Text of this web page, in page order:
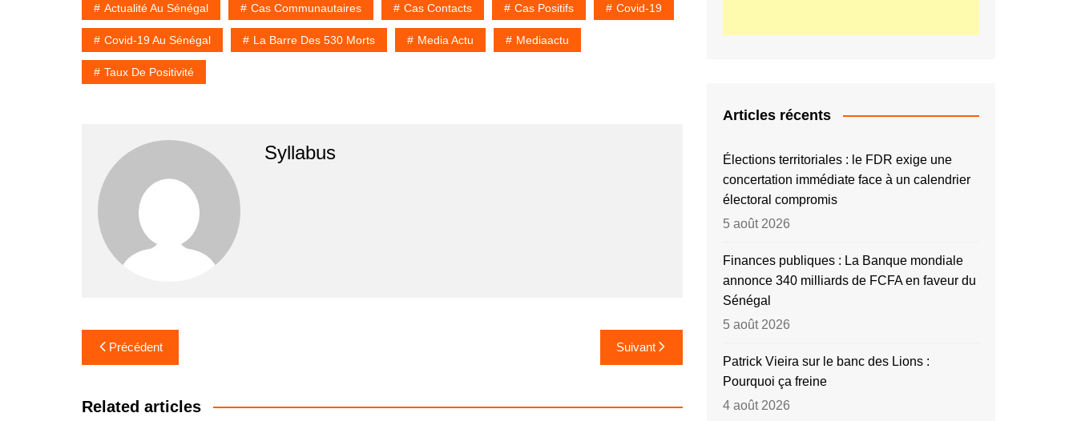
Actualité Au Sénégal Cas Communautaires Cas Contacts Cas Positifs Covid-19
Covid-19 Au Sénégal La Barre Des 530 Morts Media Actu Mediaactu
Taux De Positivité
Syllabus
Navigation
de
l’article
Précédent Suivant
Related articles
Articles récents
Élections territoriales : le FDR exige une
concertation immédiate face à un calendrier
électoral compromis
5 août 2026
Finances publiques : La Banque mondiale
annonce 340 milliards de FCFA en faveur du
Sénégal
5 août 2026
Patrick Vieira sur le banc des Lions :
Pourquoi ça freine
4 août 2026